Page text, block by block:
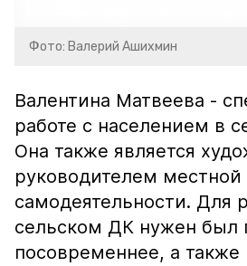
Фото: Валерий Ашихмин
Валентина Матвеева -
работе с населением в
Она также является
руководителем местной
самодеятельности. Для
сельском ДК нужен был
посовременнее, а также